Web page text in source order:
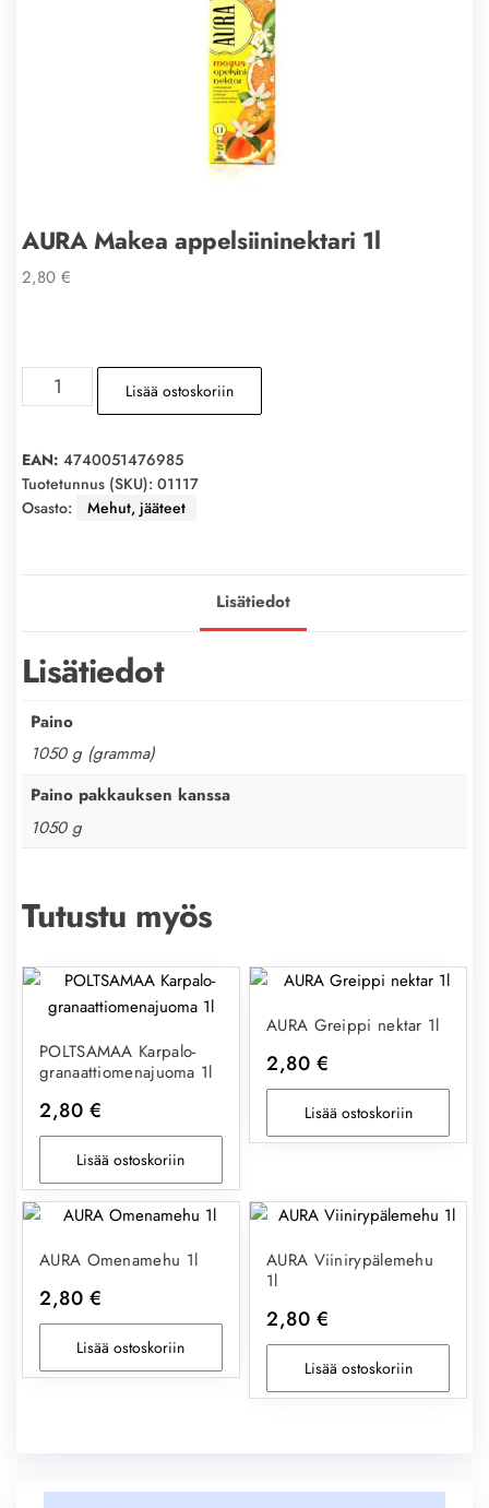
AURA Makea appelsiininektari 1l
2,80 €
AURA
Makea
1l
määrä
Lisää ostoskoriin
EAN: 4740051476985
Tuotetunnus (SKU): 01117
Osasto:
Mehut, jääteet
Lisätiedot
Lisätiedot
Paino
1050 g (gramma)
Paino pakkauksen kanssa
1050 g
Tutustu myös
POLTSAMAA Karpalo-
granaattiomenajuoma 1l
2,80 €
Lisää ostoskoriin
AURA Greippi nektar 1l
2,80 €
Lisää ostoskoriin
AURA Omenamehu 1l
2,80 €
Lisää ostoskoriin
AURA Viinirypälemehu
1l
2,80 €
Lisää ostoskoriin